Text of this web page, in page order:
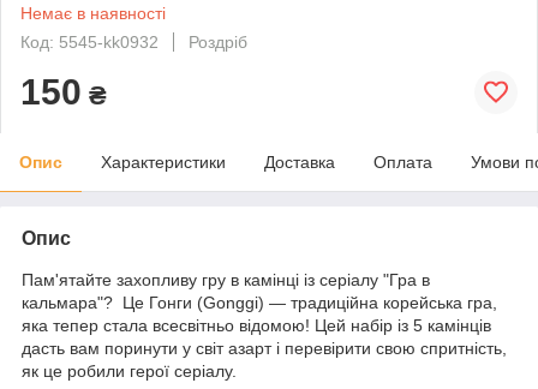
Немає в наявності
Код: 5545-kk0932
Роздріб
150 ₴
Опис Характеристики Доставка Оплата Умови
Опис
Пам'ятайте захопливу гру в камінці із серіалу "Гра в
кальмара"? Це Гонги (Gonggi) — традиційна корейська гра,
яка тепер стала всесвітньо відомою! Цей набір із 5 камінців
дасть вам поринути у світ азарт і перевірити свою спритність,
як це робили герої серіалу.